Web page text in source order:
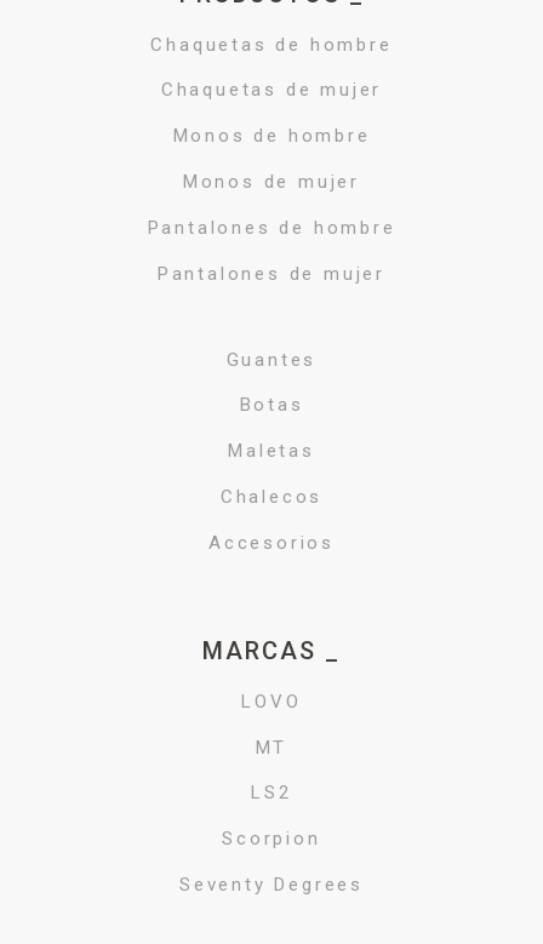
Chaquetas de hombre
Chaquetas de mujer
Monos de hombre
Monos de mujer
Pantalones de hombre
Pantalones de mujer
Guantes
Botas
Maletas
Chalecos
Accesorios
MARCAS _
LOVO
MT
LS2
Scorpion
Seventy Degrees